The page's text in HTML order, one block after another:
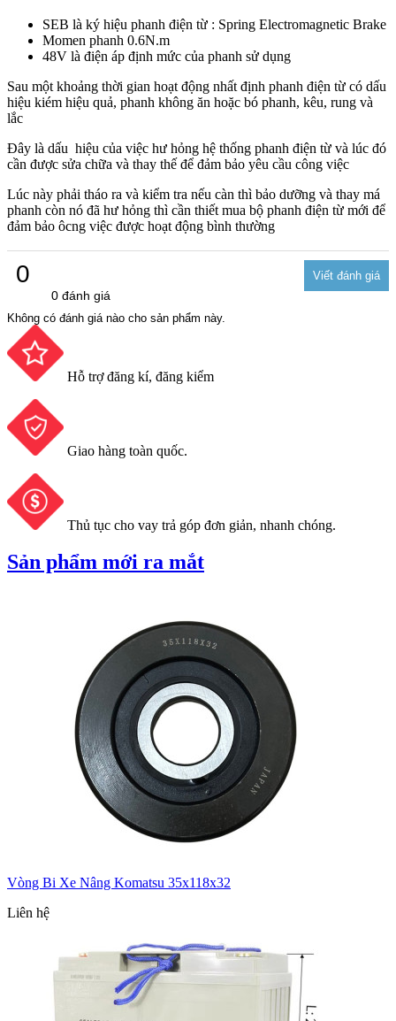
SEB là ký hiệu phanh điện từ : Spring Electromagnetic Brake
Momen phanh 0.6N.m
48V là điện áp định mức của phanh sử dụng
Sau một khoảng thời gian hoạt động nhất định phanh điện từ có dấu
hiệu kiém hiệu quả, phanh không ăn hoặc bó phanh, kêu, rung và
lắc
Đây là dấu hiệu của việc hư hỏng hệ thống phanh điện từ và lúc đó
cần được sửa chữa và thay thế để đảm bảo yêu cầu công việc
Lúc này phải tháo ra và kiểm tra nếu càn thì bảo dưỡng và thay má
phanh còn nó đã hư hỏng thì cần thiết mua bộ phanh điện từ mới để
đảm bảo ôcng việc được hoạt động bình thường
0
0 đánh giá
Không có đánh giá nào cho sản phẩm này.
Hỗ trợ đăng kí, đăng kiểm
Giao hàng toàn quốc.
Thủ tục cho vay trả góp đơn giản, nhanh chóng.
Sản phẩm mới ra mắt
Vòng Bi Xe Nâng Komatsu 35x118x32
Liên hệ